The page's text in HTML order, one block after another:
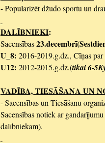
- Popularizēt džudo sportu un
DALĪBNIEKI:
Sacensības
U_8: 2016-2019.g.dz., Cīņas
U12: 2012-2015.g.dz.(tikai 6-
VADĪBA, TIESĀŠANA UN
- Sacensības un Tiesāšanu
Sacensības notiek ar
dalībniekam).